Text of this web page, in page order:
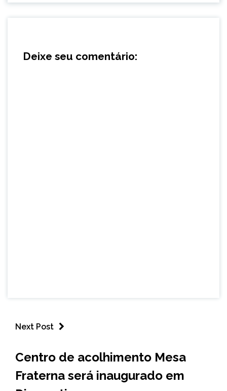
Deixe seu comentário:
Next Post
GERAIS
NOTÍCIAS
Centro de acolhimento Mesa
Fraterna será inaugurado em